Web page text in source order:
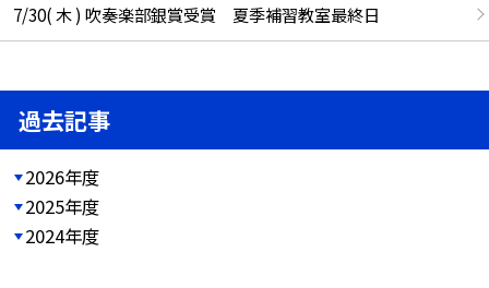
7/30( 木 ) 吹奏楽部銀賞受賞 夏季補習教室最終日
過去記事
2026年度
2025年度
2024年度